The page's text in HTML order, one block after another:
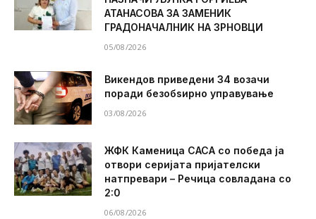
АТАНАСОВА ЗА ЗАМЕНИК
ГРАДОНАЧАЛНИК НА ЗРНОВЦИ
05/08/2026
Викендов приведени 34 возачи
поради безобѕирно управување
03/08/2026
ЖФК Каменица САСА со победа ја
отвори серијата пријателски
натпревари – Речица совладана со
2:0
06/08/2026